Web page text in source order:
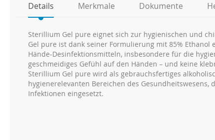
Details
Sterillium Gel pure eignet sich zur hygienischen und
Gel pure ist dank seiner Formulierung mit 85%
Hände-Desinfektionsmitteln, insbesondere für die
geschmeidiges Gefühl auf den Händen – und keine
Sterillium Gel pure wird als gebrauchsfertiges
hygienerelevanten Bereichen des
Infektionen eingesetzt.
Merkmale Dokumente